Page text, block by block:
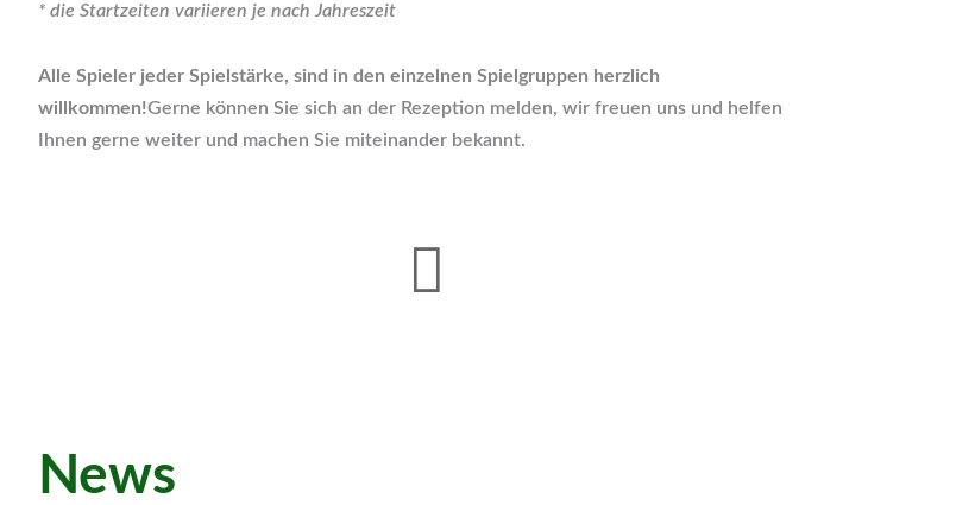
* die Startzeiten variieren je nach Jahreszeit
Alle Spieler jeder Spielstärke, sind in den einzelnen Spielgruppen herzlich
willkommen!Gerne können Sie sich an der Rezeption melden, wir freuen uns und helfen
Ihnen gerne weiter und machen Sie miteinander bekannt.
News